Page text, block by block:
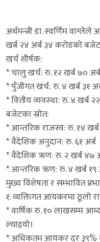
अर्थमन्त्री डा. स्वर्णिम
खर्ब २४ अर्ब ३४ करोडको
खर्च शीर्षक:
* चालु खर्च: रु. १२ खर्ब ७०
* पुँजीगत खर्च: रु. ४ खर्ब ३१
* वित्तीय व्यवस्था: रु. ४ खर्ब
बजेटका स्रोत:
* आन्तरिक राजस्व: रु. १४
* वैदेशिक अनुदान: रु. ६१ अर्ब
* वैदेशिक ऋण: रु. २ खर्ब ४७
* आन्तरिक ऋण: रु. ४ खर्ब १९
मुख्य विशेषता र सम्भावित
१. व्यक्तिगत आयकरमा ठूलो
* वार्षिक रु. १० लाखसम्म
ल्याइयो।
* अधिकतम आयकर दर ३९%